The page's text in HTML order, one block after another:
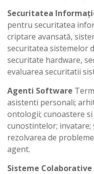
Securitatea
pentru securitatea
criptare avansată,
securitatea sistemelor
securitate hardware,
evaluarea securitatii
Agenti Software
asistenti personali;
ontologii; cunoastere
cunostintelor; invatare;
rezolvarea de
agent.
Sisteme Colaborative